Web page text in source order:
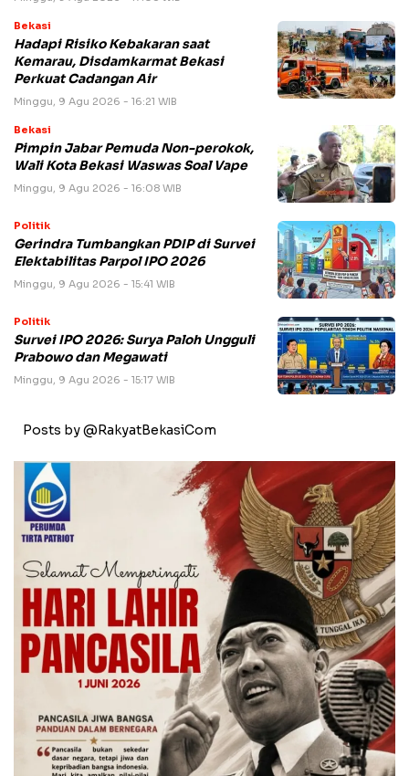
Bekasi
Hadapi Risiko Kebakaran saat
Kemarau, Disdamkarmat Bekasi
Perkuat Cadangan Air
Minggu, 9 Agu 2026 - 16:21 WIB
Bekasi
Pimpin Jabar Pemuda Non-perokok,
Wali Kota Bekasi Waswas Soal Vape
Minggu, 9 Agu 2026 - 16:08 WIB
Politik
Gerindra Tumbangkan PDIP di Survei
Elektabilitas Parpol IPO 2026
Minggu, 9 Agu 2026 - 15:41 WIB
Politik
Survei IPO 2026: Surya Paloh Ungguli
Prabowo dan Megawati
Minggu, 9 Agu 2026 - 15:17 WIB
Posts by @RakyatBekasiCom